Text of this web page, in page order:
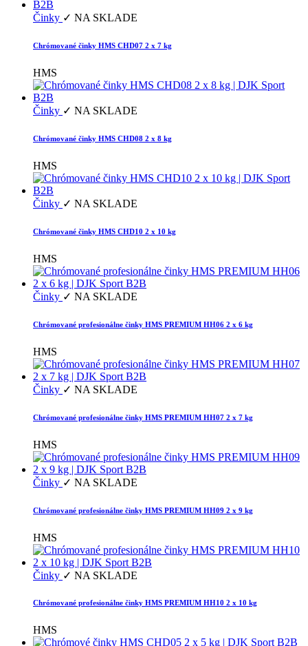
Činky ✓ NA SKLADE
Chrómované činky HMS CHD07 2 x 7 kg
HMS
Činky ✓ NA SKLADE
Chrómované činky HMS CHD08 2 x 8 kg
HMS
Činky ✓ NA SKLADE
Chrómované činky HMS CHD10 2 x 10 kg
HMS
Činky ✓ NA SKLADE
Chrómované profesionálne činky HMS PREMIUM HH06 2 x 6 kg
HMS
Činky ✓ NA SKLADE
Chrómované profesionálne činky HMS PREMIUM HH07 2 x 7 kg
HMS
Činky ✓ NA SKLADE
Chrómované profesionálne činky HMS PREMIUM HH09 2 x 9 kg
HMS
Činky ✓ NA SKLADE
Chrómované profesionálne činky HMS PREMIUM HH10 2 x 10 kg
HMS